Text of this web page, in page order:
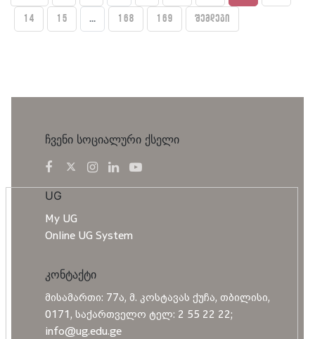
14 15 ... 168 169 შემდეგი
ჩვენი სოციალური ქსელი
UG
My UG
Online UG System
კონტაქტი
მისამართი: 77ა, მ. კოსტავას ქუჩა, თბილისი,
0171, საქართველო ტელ: 2 55 22 22;
info@ug.edu.ge